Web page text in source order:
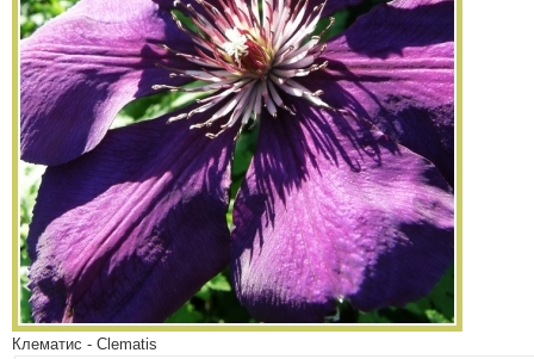
Клематис - Clematis